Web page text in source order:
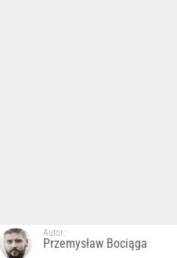
Autor:
Przemysław Bociąga